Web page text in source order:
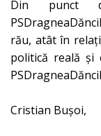
Din punct
rău, atât în
politică reală și
Cristian Bușoi,